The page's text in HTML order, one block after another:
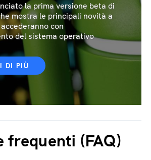
la prima versione beta di
mostra le principali novità a
con
del sistema operativo
DI PIÙ
frequenti (FAQ)